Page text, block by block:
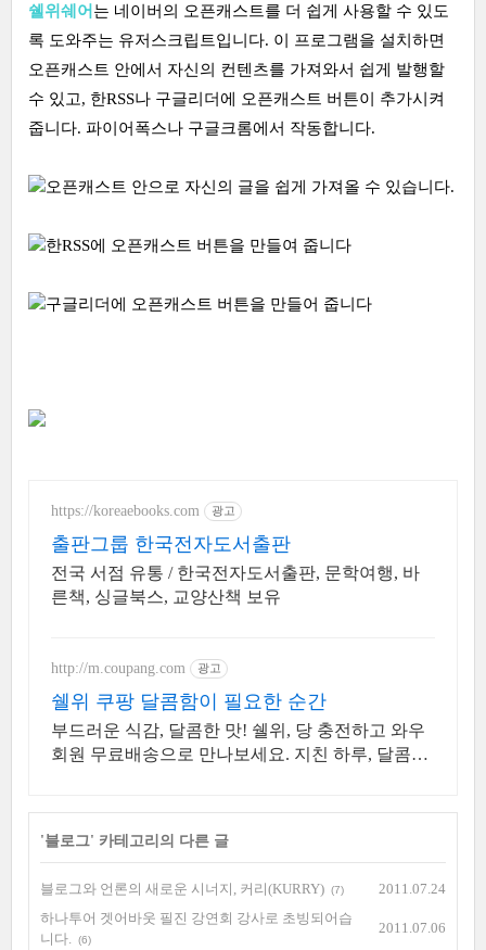
쉘위쉐어 는 네이버의 오픈캐스트를 더 쉽게 사용할 수 있도
록 도와주는 유저스크립트입니다. 이 프로그램을 설치하면
오픈캐스트 안에서 자신의 컨텐츠를 가져와서 쉽게 발행할
수 있고, 한RSS나 구글리더에 오픈캐스트 버튼이 추가시켜
줍니다. 파이어폭스나 구글크롬에서 작동합니다.
오픈캐스트 안으로 자신의 글을 쉽게 가져올 수 있습니다.
한RSS에 오픈캐스트 버튼을 만들여 줍니다
구글리더에 오픈캐스트 버튼을 만들어 줍니다
https://koreaebooks.com 광고
출판그룹 한국전자도서출판
전국 서점 유통 / 한국전자도서출판, 문학여행, 바
른책, 싱글북스, 교양산책 보유
http://m.coupang.com 광고
쉘위 쿠팡 달콤함이 필요한 순간
부드러운 식감, 달콤한 맛! 쉘위, 당 충전하고 와우
회원 무료배송으로 만나보세요. 지친 하루, 달콤한
'블로그' 카테고리의 다른 글
블로그와 언론의 새로운 시너지, 커리(KURRY) (7)
2011.07.24
하나투어 겟어바웃 필진 강연회 강사로 초빙되어습
니다.
(6)
2011.07.06